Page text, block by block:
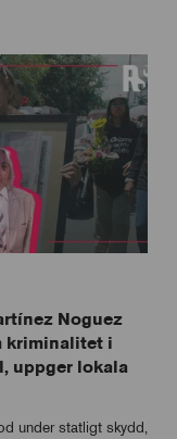
Noguez
kriminalitet i
uppger lokala
under statligt skydd,